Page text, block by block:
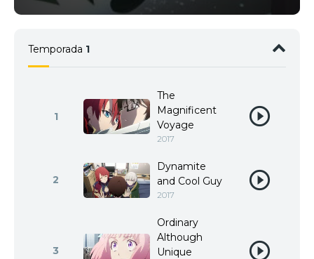
Temporada 1
1
The
Magnificent
Voyage
2017
2
Dynamite
and Cool Guy
2017
3
Ordinary
Although
Unique